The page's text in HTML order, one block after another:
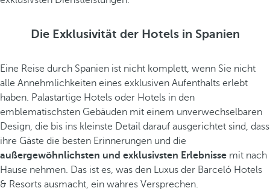
Die Exklusivität der Hotels in Spanien
Eine Reise durch Spanien ist nicht komplett, wenn Sie nicht
alle Annehmlichkeiten eines exklusiven Aufenthalts erlebt
haben. Palastartige Hotels oder Hotels in den
emblematischsten Gebäuden mit einem unverwechselbaren
Design, die bis ins kleinste Detail darauf ausgerichtet sind, dass
ihre Gäste die besten Erinnerungen und die
außergewöhnlichsten und exklusivsten Erlebnisse mit nach
Hause nehmen. Das ist es, was den Luxus der Barceló Hotels
& Resorts ausmacht, ein wahres Versprechen.